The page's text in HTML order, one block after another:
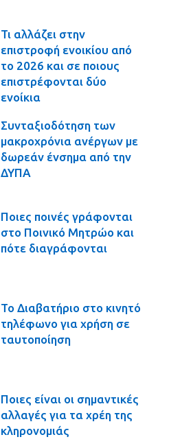
Τι αλλάζει στην
επιστροφή ενοικίου από
το 2026 και σε ποιους
επιστρέφονται δύο
ενοίκια
Συνταξιοδότηση των
μακροχρόνια ανέργων με
δωρεάν ένσημα από την
ΔΥΠΑ
Ποιες ποινές γράφονται
στο Ποινικό Μητρώο και
πότε διαγράφονται
Το Διαβατήριο στο κινητό
τηλέφωνο για χρήση σε
ταυτοποίηση
Ποιες είναι οι σημαντικές
αλλαγές για τα χρέη της
κληρονομιάς